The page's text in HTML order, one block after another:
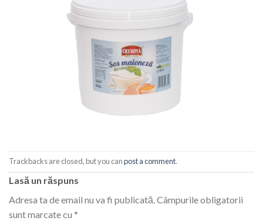
Trackbacks are closed, but you canpost a comment.
Lasă un răspuns
Adresa ta de email nu va fi publicată.Câmpurile obligatorii
sunt marcate cu *